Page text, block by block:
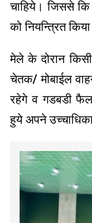
चाहिये। जिससे कि
को नियन्त्रित
मेले के दोरान
चेतक/ मोबाईल
रहेगे व गडबडी
हुये अपने